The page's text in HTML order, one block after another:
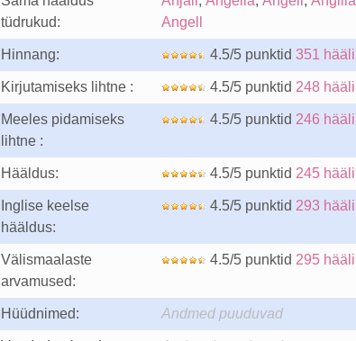
tüdrukud:
Angell
Hinnang: 4.5/5 punktid 351 hääli
Kirjutamiseks lihtne : 4.5/5 punktid 248 hääli
Meeles pidamiseks
lihtne :
4.5/5 punktid 246 hääli
Hääldus: 4.5/5 punktid 245 hääli
Inglise keelse
hääldus:
4.5/5 punktid 293 hääli
Välismaalaste
arvamused:
4.5/5 punktid 295 hääli
Hüüdnimed: Andmed puuduvad